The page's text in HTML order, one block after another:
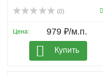
(0)
Цена: 979 ₽/м.п.
Купить